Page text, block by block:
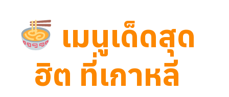
เมนูเด็ดสุด
ฮิต ที่เกาหลี